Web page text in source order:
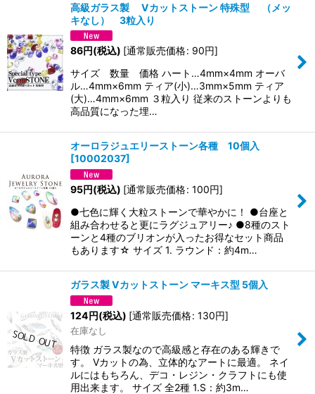
高級ガラス製 Vカットストーン 特殊型 （メッ
キなし） 3粒入り
86円(税込) [通常販売価格: 90円]
サイズ 数量 価格 ハート…4mm×4mm オーバ
ル…4mm×6mm ティア(小)…3mm×5mm ティア
(大)…4mm×6mm ３粒入り 従来のストーンよりも
高品質になった埋…
オーロラジュエリーストーン各種 10個入
[10002037]
95円(税込) [通常販売価格: 100円]
●七色に輝く大粒ストーンで華やかに！ ●台座と
組み合わせると更にラグジュアリー♪ ●8種のスト
ーンと4種のブリオンが入ったお得なセット商品
もあります☆ サイズ 1. ラウンド：約4m…
ガラス製 Vカットストーン マーキス型 5個入
124円(税込) [通常販売価格: 130円]
在庫なし
特徴 ガラス製なので高級感と存在のある輝きで
す。 Vカットの為、立体的なアートに最適。 ネイ
ルにはもちろん、デコ・レジン・クラフトにも使
用出来ます。 サイズ 全2種 1.S：約3m…